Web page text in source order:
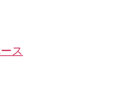
ス